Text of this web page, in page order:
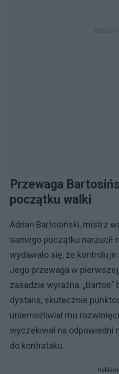
Przewaga
początku walki
Adrian Bartosiński, mistrz
samego początku narzucił
wydawało się, że
Jego przewaga w pierwszej
zasadzie wyraźna. „Bartos”
dystans, skutecznie
uniemożliwiał mu
wyczekiwał na odpowiedni
do kontrataku.